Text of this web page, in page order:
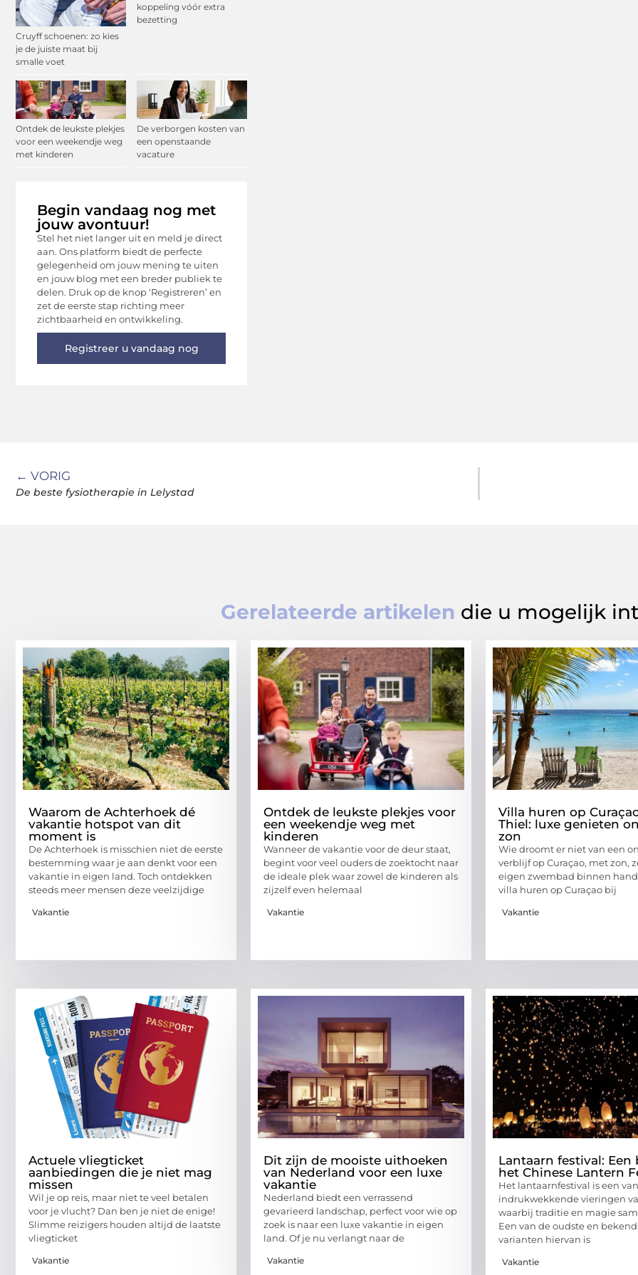
Cruyff schoenen: zo kies
je de juiste maat bij
smalle voet
koppeling vóór extra
bezetting
Ontdek de leukste plekjes
voor een weekendje weg
met kinderen
De verborgen kosten van
een openstaande
vacature
Begin vandaag nog met
jouw avontuur!
Stel het niet langer uit en meld je direct
aan. Ons platform biedt de perfecte
gelegenheid om jouw mening te uiten
en jouw blog met een breder publiek te
delen. Druk op de knop ‘Registreren’ en
zet de eerste stap richting meer
zichtbaarheid en ontwikkeling.
Registreer u vandaag nog
← VORIG
De beste fysiotherapie in Lelystad
Gerelateerde artikelen die u mogelijk
Waarom de Achterhoek dé
vakantie hotspot van dit
moment is
De Achterhoek is misschien niet de eerste
bestemming waar je aan denkt voor een
vakantie in eigen land. Toch ontdekken
steeds meer mensen deze veelzijdige
Vakantie
Ontdek de leukste plekjes voor
een weekendje weg met
kinderen
Wanneer de vakantie voor de deur staat,
begint voor veel ouders de zoektocht naar
de ideale plek waar zowel de kinderen als
zijzelf even helemaal
Vakantie
Villa huren op
Thiel: luxe genieten
zon
Wie droomt er niet van een
verblijf op Curaçao, met zon,
eigen zwembad binnen
villa huren op Curaçao bij
Vakantie
Actuele vliegticket
aanbiedingen die je niet mag
missen
Wil je op reis, maar niet te veel betalen
voor je vlucht? Dan ben je niet de enige!
Slimme reizigers houden altijd de laatste
vliegticket
Vakantie
Dit zijn de mooiste uithoeken
van Nederland voor een luxe
vakantie
Nederland biedt een verrassend
gevarieerd landschap, perfect voor wie op
zoek is naar een luxe vakantie in eigen
land. Of je nu verlangt naar de
Vakantie
Lantaarn festival: Een
het Chinese Lantern
Het lantaarnfestival is een
indrukwekkende vieringen
waarbij traditie en magie
Een van de oudste en
varianten hiervan is
Vakantie